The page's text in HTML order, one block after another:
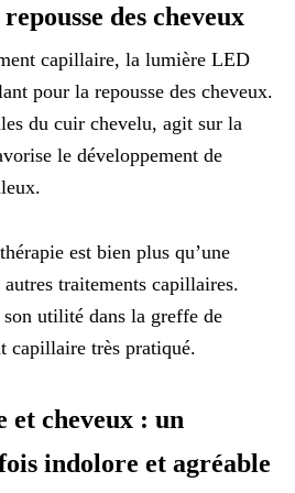
des cheveux
capillaire, la lumière LED
pour la repousse des cheveux.
du cuir chevelu, agit sur la
le développement de
est bien plus qu’une
traitements capillaires.
utilité dans la greffe de
capillaire très pratiqué.
cheveux : un
indolore et agréable